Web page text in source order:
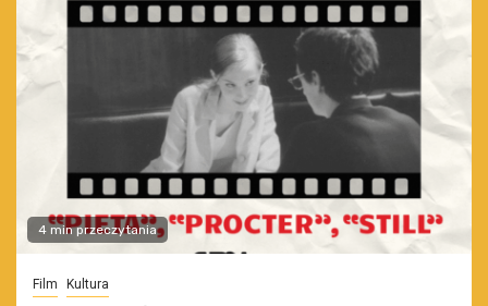
4 min przeczytania
Film Kultura